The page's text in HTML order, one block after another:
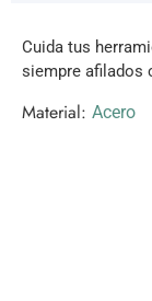
Cuida tus
siempre afilados
Material: Acero